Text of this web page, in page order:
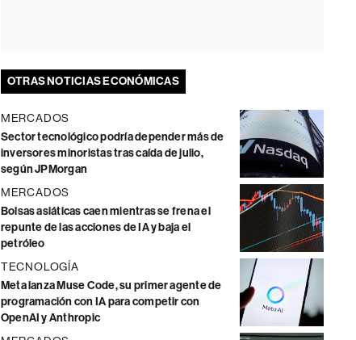
OTRAS NOTICIAS ECONÓMICAS
MERCADOS
Sector tecnológico podría depender más de
inversores minoristas tras caída de julio,
según JPMorgan
MERCADOS
Bolsas asiáticas caen mientras se frena el
repunte de las acciones de IA y baja el
petróleo
TECNOLOGÍA
Meta lanza Muse Code, su primer agente de
programación con IA para competir con
OpenAI y Anthropic